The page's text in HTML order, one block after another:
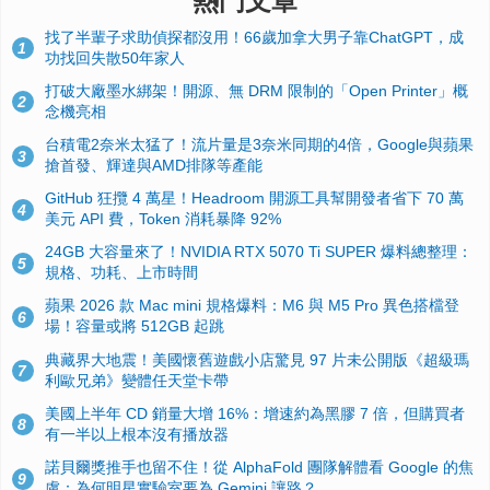
1
找了半輩子求助偵探都沒用！66歲加拿大男子靠ChatGPT，成
功找回失散50年家人
2
打破大廠墨水綁架！開源、無 DRM 限制的「Open Printer」概
念機亮相
3
台積電2奈米太猛了！流片量是3奈米同期的4倍，Google與蘋果
搶首發、輝達與AMD排隊等產能
4
GitHub 狂攬 4 萬星！Headroom 開源工具幫開發者省下 70 萬
美元 API 費，Token 消耗暴降 92%
5
24GB 大容量來了！NVIDIA RTX 5070 Ti SUPER 爆料總整理：
規格、功耗、上市時間
6
蘋果 2026 款 Mac mini 規格爆料：M6 與 M5 Pro 異色搭檔登
場！容量或將 512GB 起跳
7
典藏界大地震！美國懷舊遊戲小店驚見 97 片未公開版《超級瑪
利歐兄弟》變體任天堂卡帶
8
美國上半年 CD 銷量大增 16%：增速約為黑膠 7 倍，但購買者
有一半以上根本沒有播放器
9
諾貝爾獎推手也留不住！從 AlphaFold 團隊解體看 Google 的焦